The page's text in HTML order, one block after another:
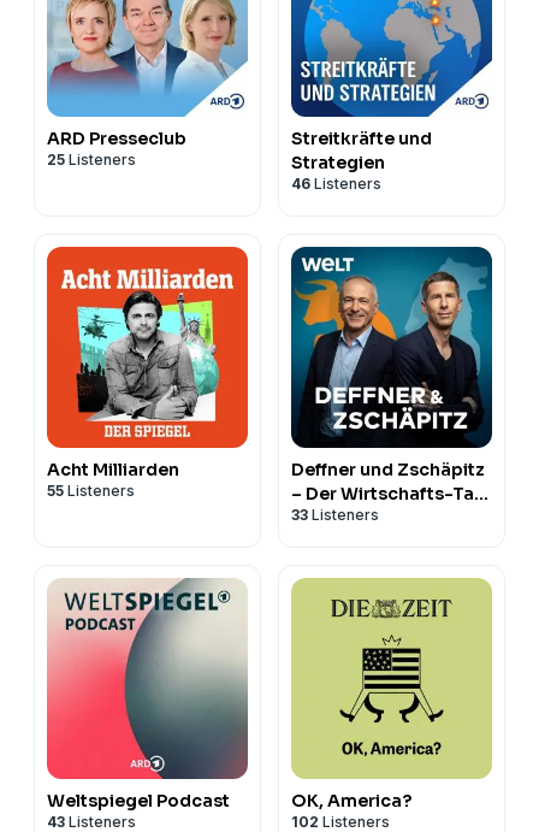
ARD Presseclub
25 Listeners
Streitkräfte und
Strategien
46 Listeners
Acht Milliarden
55 Listeners
Deffner und Zschäpitz
– Der Wirtschafts-Talk
von WELT
33 Listeners
Weltspiegel Podcast
43 Listeners
OK, America?
102 Listeners